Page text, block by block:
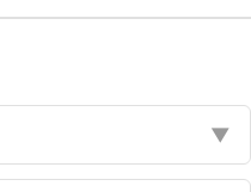
▼